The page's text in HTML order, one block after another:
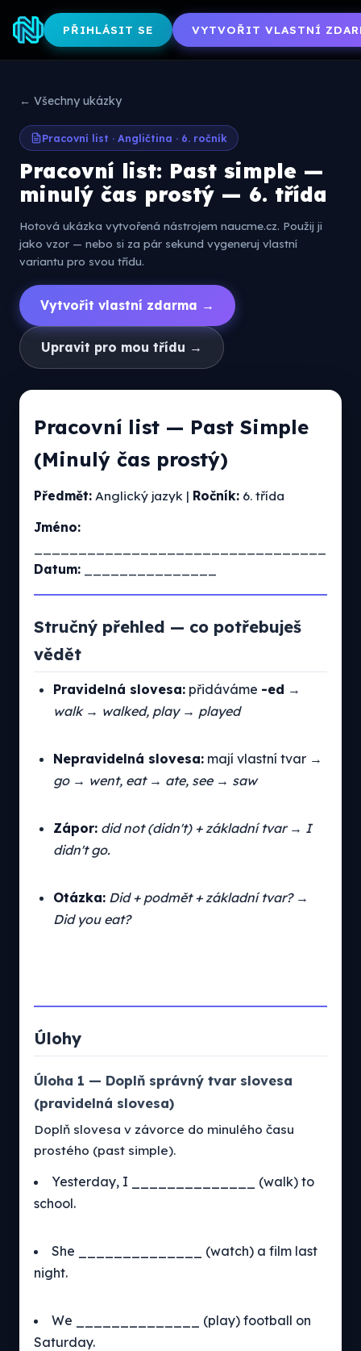
PŘIHLÁSIT SE VYTVOŘIT VLASTNÍ
← Všechny ukázky
Pracovní list · Angličtina · 6. ročník
Pracovní list: Past simple —
minulý čas prostý — 6. třída
Hotová ukázka vytvořená nástrojem naucme.cz. Použij ji
jako vzor — nebo si za pár sekund vygeneruj vlastní
variantu pro svou třídu.
Vytvořit vlastní zdarma →
Upravit pro mou třídu →
Pracovní list — Past Simple
(Minulý čas prostý)
Předmět: Anglický jazyk | Ročník: 6. třída
Jméno:
Datum:
Stručný přehled — co potřebuješ
vědět
Pravidelná slovesa: přidáváme -ed →
walk → walked, play → played
Nepravidelná slovesa: mají vlastní tvar →
go → went, eat → ate, see → saw
Zápor: did not (didn't) + základní tvar→ I
didn't go.
Otázka: Did + podmět + základní tvar?→
Did you eat?
Úlohy
Úloha 1 — Doplň správný tvar slovesa
(pravidelná slovesa)
Doplň slovesa v závorce do minulého času
prostého (past simple).
Yesterday, I ______________ (walk) to
school.
She ______________ (watch) a film last
night.
We ______________ (play) football on
Saturday.